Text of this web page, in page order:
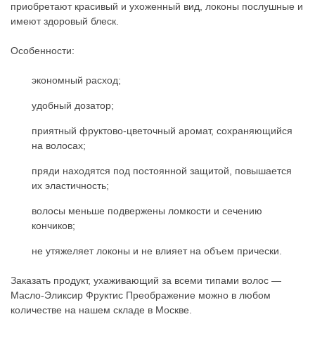
приобретают красивый и ухоженный вид, локоны послушные и
имеют здоровый блеск.
Особенности:
экономный расход;
удобный дозатор;
приятный фруктово-цветочный аромат, сохраняющийся
на волосах;
пряди находятся под постоянной защитой, повышается
их эластичность;
волосы меньше подвержены ломкости и сечению
кончиков;
не утяжеляет локоны и не влияет на объем прически.
Заказать продукт, ухаживающий за всеми типами волос —
Масло-Эликсир Фруктис Преображение можно в любом
количестве на нашем складе в Москве.